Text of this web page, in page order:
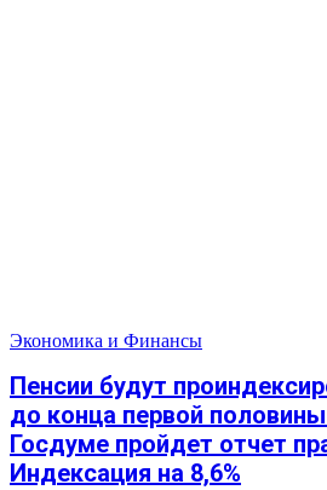
Экономика и Финансы
Пенсии будут
до конца первой
Госдуме пройдет отчет
Индексация на 8,6%